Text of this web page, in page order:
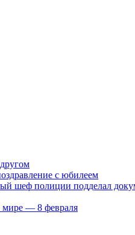
с юбилеем
шеф полиции подделал
мире — 8 февраля